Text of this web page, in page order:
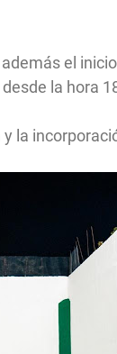
el
la hora
la